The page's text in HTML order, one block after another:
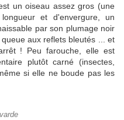
un oiseau assez gros (une
et d'envergure, un
par son plumage noir
aux reflets bleutés ... et
! Peu farouche, elle est
plutôt carné (insectes,
si elle ne boude pas les